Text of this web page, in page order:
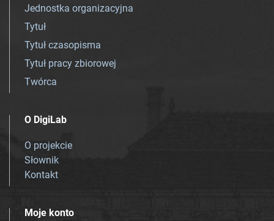
Jednostka organizacyjna
Tytuł
Tytuł czasopisma
Tytuł pracy zbiorowej
Twórca
O DigiLab
O projekcie
Słownik
Kontakt
Moje konto